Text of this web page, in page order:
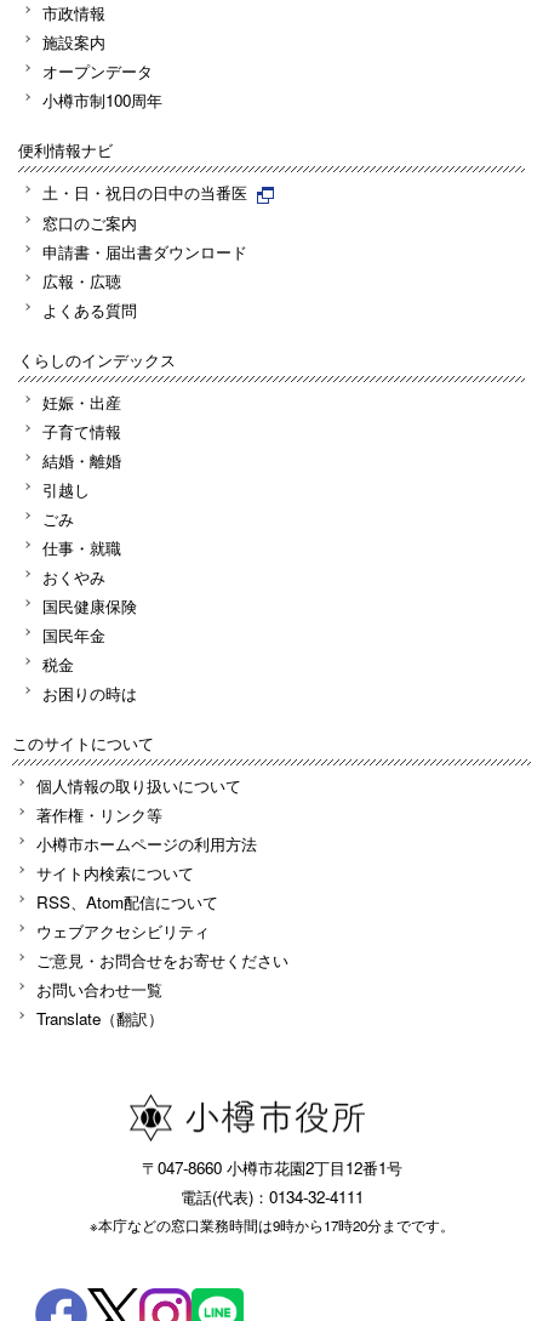
市政情報
施設案内
オープンデータ
小樽市制100周年
便利情報ナビ
土・日・祝日の日中の当番医
窓口のご案内
申請書・届出書ダウンロード
広報・広聴
よくある質問
くらしのインデックス
妊娠・出産
子育て情報
結婚・離婚
引越し
ごみ
仕事・就職
おくやみ
国民健康保険
国民年金
税金
お困りの時は
このサイトについて
個人情報の取り扱いについて
著作権・リンク等
小樽市ホームページの利用方法
サイト内検索について
RSS、Atom配信について
ウェブアクセシビリティ
ご意見・お問合せをお寄せください
お問い合わせ一覧
Translate（翻訳）
〒047-8660 小樽市花園2丁目12番1号
電話(代表)：0134-32-4111
※本庁などの窓口業務時間は9時から17時20分までです。